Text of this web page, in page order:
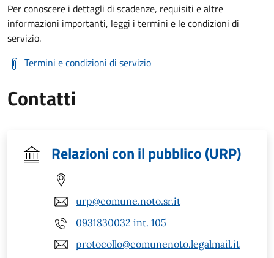
Per conoscere i dettagli di scadenze, requisiti e altre
informazioni importanti, leggi i termini e le condizioni di
servizio.
Termini e condizioni di servizio
Contatti
Relazioni con il pubblico (URP)
urp@comune.noto.sr.it
0931830032 int. 105
protocollo@comunenoto.legalmail.it